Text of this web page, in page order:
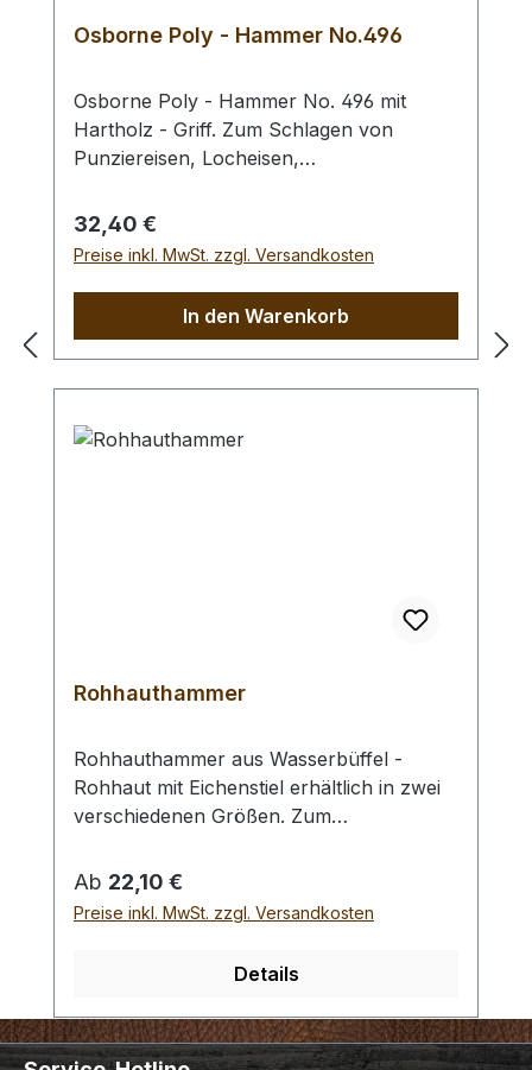
Osborne Poly - Hammer No.496
Osborne Poly - Hammer No. 496 mit
Hartholz - Griff. Zum Schlagen von
Punziereisen, Locheisen,
Schlagfläche. Wenig Rückschlag durch
schlagabsorbierenden Poly -
Hammerkopf. 240 gr Gesamtgewicht /
Regulärer Preis:
32,40 €
Preise inkl. MwSt. zzgl. Versandkosten
In den Warenkorb
Rohhauthammer
Rohhauthammer aus Wasserbüffel -
Rohhaut mit Eichenstiel erhältlich in zwei
verschiedenen Größen. Zum
Locheisen, Punziereisen, etc.
Auswahlliste:#1 Gesamtgewicht: 295
Gramm / Kopf - Ø : 48 mm / Gesamtlänge
Kopf - Ø : 42 mm / Gesamtlänge : 290 mm
- Bei einer Bestellung 1 Stück erhalten Sie
1 Rohhauthammer der gewählten Größe.
Regulärer Preis:
Ab 22,10 €
Preise inkl. MwSt. zzgl. Versandkosten
Details